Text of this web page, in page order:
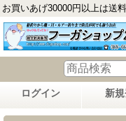
お買いあげ30000円以上は送
ログイン 新